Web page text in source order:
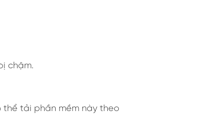
chậm.
thể tải phần mềm này theo